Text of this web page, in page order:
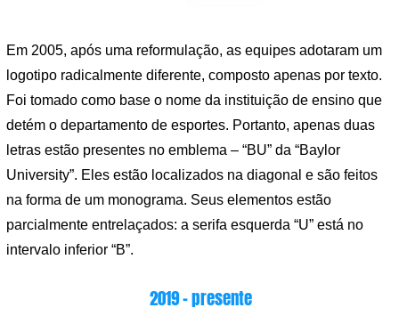
Em 2005, após uma reformulação, as equipes adotaram um
logotipo radicalmente diferente, composto apenas por texto.
Foi tomado como base o nome da instituição de ensino que
detém o departamento de esportes. Portanto, apenas duas
letras estão presentes no emblema – “BU” da “Baylor
University”. Eles estão localizados na diagonal e são feitos
na forma de um monograma. Seus elementos estão
parcialmente entrelaçados: a serifa esquerda “U” está no
intervalo inferior “B”.
2019 – presente